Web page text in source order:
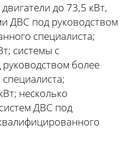
до 73,5 кВт,
ДВС под руководством
специалиста;
системы с
более
несколько
ДВС под